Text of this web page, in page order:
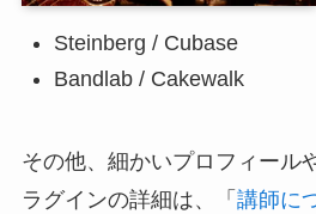
Steinberg / Cubase
Bandlab / Cakewalk
その他、細かいプロフィール
ラグインの詳細は、「 講師に